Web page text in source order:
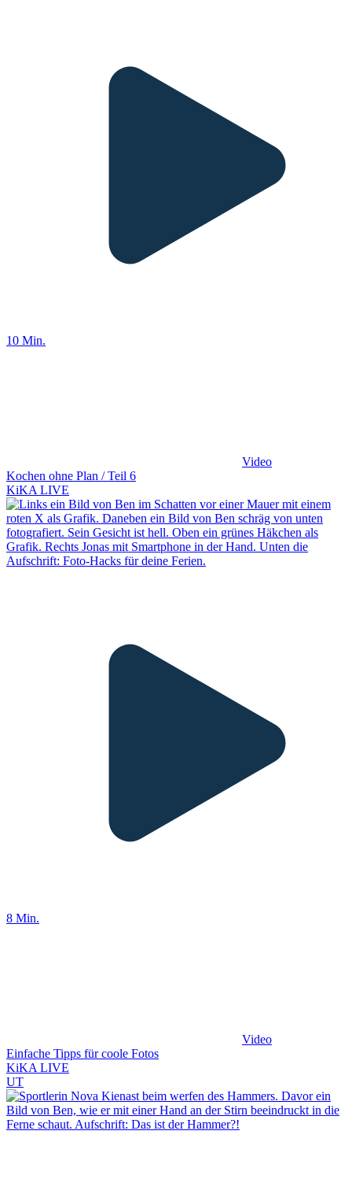
10 Min.
Video
Kochen ohne Plan / Teil 6
KiKA LIVE
8 Min.
Video
Einfache Tipps für coole Fotos
KiKA LIVE
UT